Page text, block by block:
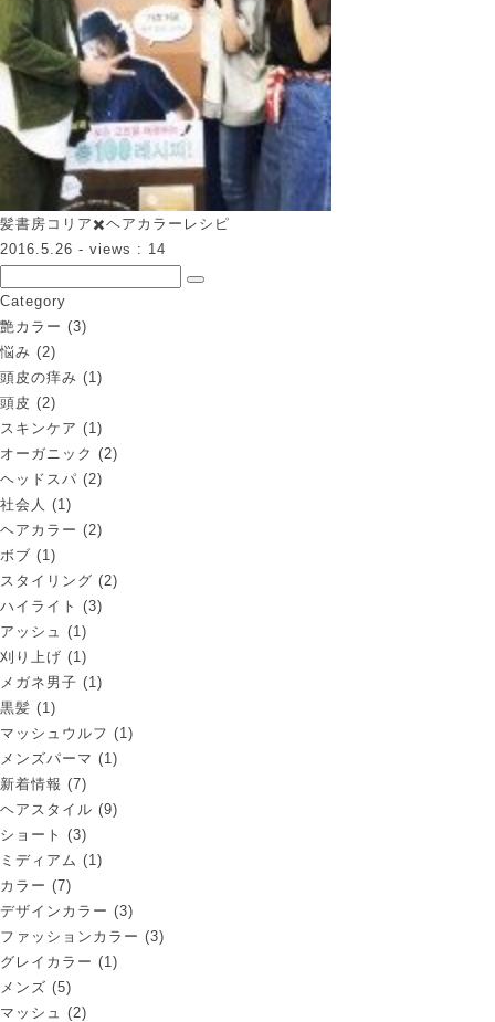
髪書房コリア✖️ヘアカラーレシピ
2016.5.26 - views : 14
Category
艶カラー (3)
悩み (2)
頭皮の痒み (1)
頭皮 (2)
スキンケア (1)
オーガニック (2)
ヘッドスパ (2)
社会人 (1)
ヘアカラー (2)
ボブ (1)
スタイリング (2)
ハイライト (3)
アッシュ
(1)
刈り上げ (1)
メガネ男子 (1)
黒髪 (1)
マッシュウルフ (1)
メンズパーマ (1)
新着情報 (7)
ヘアスタイル (9)
ショート (3)
ミディアム (1)
カラー (7)
デザインカラー (3)
ファッションカラー (3)
グレイカラー (1)
メンズ (5)
マッシュ
(2)